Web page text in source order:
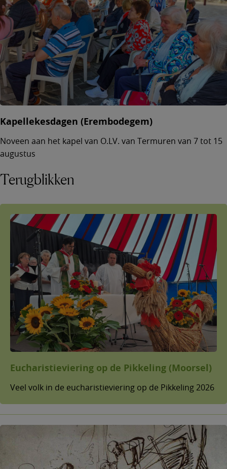
Kapellekesdagen (Erembodegem)
Noveen aan het kapel van O.LV. van Termuren van 7 tot 15
augustus
Terugblikken
Eucharistieviering op de Pikkeling (Moorsel)
Veel volk in de eucharistieviering op de Pikkeling 2026